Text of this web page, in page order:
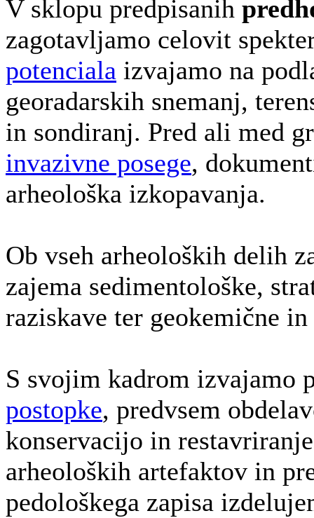
V sklopu predpisanih
zagotavljamo celovit
potenciala izvajamo na
georadarskih snemanj,
in sondiranj. Pred ali med
invazivne posege,
arheološka izkopavanja.
Ob vseh arheoloških delih
zajema sedimentološke,
raziskave ter geokemične
S svojim kadrom izvajamo
postopke, predvsem
konservacijo in
arheoloških artefaktov in
pedološkega zapisa